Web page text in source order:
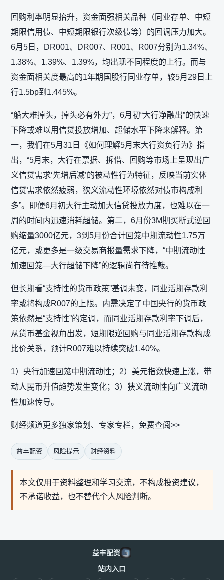
回购利率明显抬升，资金面强相关品种（同业存单、中短
期限信用债、中短期限银行次级债等）的回调压力加大。
6月5日，DR001、DR007、R001、R007分别为1.34%、
1.38%、1.39%、1.39%，均出现不同程度的上行。而与
资金面相关度最高的1年期国股行同业存单，较5月29日上
行1.5bp到1.445%。
“船大难掉头，掉头必有外力”，6月初“大行净融出”的快速
下降或难以用信贷投放增加、超储水平下降来解释。第
一，我们在5月31日《如何理解5月末大行资负行为》指
出，“5月末，大行在票据、拆借、回购等市场上呈现出广
义信贷需求‘先增后减’的被动性行为特征，反映当前实体
信贷需求依然疲弱，狭义流动性环境依然对债市构成利
多”。即便6月初大行主动加大信贷投放力度，也难以在一
周的时间内迅速消耗超储。第二，6月份3M期买断式逆回
购缩量3000亿元，3到5月份合计回笼中期流动性1.75万
亿元，或更多是一级交易商报量需求下降，“中期流动性
加速回笼—大行超储下降”的逻辑尚有待推敲。
但长期看“支持性的货币政策”基调未变，同业活期存款利
率或将构成R007的上限。内需决定了中国央行的货币政
策依然是“支持性”的定调，而同业活期存款利率下调后，
从货币基金视角出发，短期限逆回购与同业活期存款构成
比价关系，预计R007难以持续突破1.40%。
1）央行加速回笼中期流动性；2）美元指数快速上涨，带
动人民币升值趋势发生变化；3）狭义流动性向广义流动
性加速传导。
财经频道更多独家策划、专家专栏，免费查阅>>
益丰配资 风险提示 财经资料
本文仅用于资料整理和学习交流，不构成投资建议，
不承诺收益，也不替代个人风险判断。
益丰配资
站内入口